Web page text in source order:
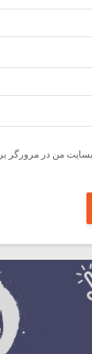
من در مرورگر